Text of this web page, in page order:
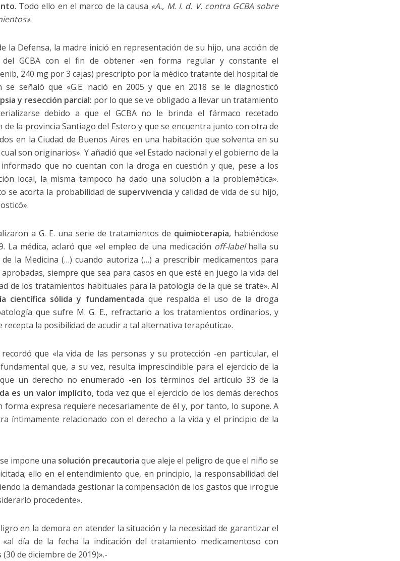
. Todo ello en el marco de la causa «A., M. I. d. V. contra GCBA sobre
.
la Defensa, la madre inició en representación de su hijo, una acción de
GCBA con el fin de obtener «en forma regular y constante el
240 mg por 3 cajas) prescripto por la médico tratante del hospital de
se señaló que «G.E. nació en 2005 y que en 2018 se le diagnosticó
y resección parcial: por lo que se ve obligado a llevar un tratamiento
debido a que el GCBA no le brinda el fármaco recetado
de la provincia Santiago del Estero y que se encuentra junto con otra de
en la Ciudad de Buenos Aires en una habitación que solventa en su
son originarios». Y añadió que «el Estado nacional y el gobierno de la
que no cuentan con la droga en cuestión y que, pese a los
local, la misma tampoco ha dado una solución a la problemática».
se acorta la probabilidad de supervivencia y calidad de vida de su hijo,
a G. E. una serie de tratamientos de quimioterapia, habiéndose
La médica, aclaró que «el empleo de una medicación off-labelhalla su
la Medicina (…) cuando autoriza (…) a prescribir medicamentos para
siempre que sea para casos en que esté en juego la vida del
de los tratamientos habituales para la patología de la que se trate». Al
científica sólida y fundamentada que respalda el uso de la droga
que sufre M. G. E., refractario a los tratamientos ordinarios, y
la posibilidad de acudir a tal alternativa terapéutica».
que «la vida de las personas y su protección -en particular, el
que, a su vez, resulta imprescindible para el ejercicio de la
un derecho no enumerado -en los términos del artículo 33 de la
es un valor implícito, toda vez que el ejercicio de los demás derechos
expresa requiere necesariamente de él y, por tanto, lo supone. A
íntimamente relacionado con el derecho a la vida y el principio de la
impone una solución precautoria que aleje el peligro de que el niño se
ello en el entendimiento que, en principio, la responsabilidad del
la demandada gestionar la compensación de los gastos que irrogue
procedente».
en la demora en atender la situación y la necesidad de garantizar el
día de la fecha la indicación del tratamiento medicamentoso con
de diciembre de 2019)».-